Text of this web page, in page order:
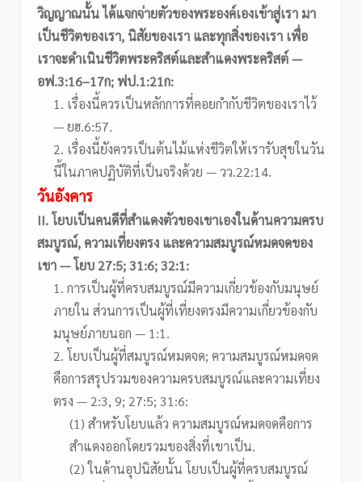
วิญญาณนั้น ได้แจกจ่ายตัวของพระองค์เองเข้าสู่เรา มา
เป็นชีวิตของเรา, นิสัยของเรา และทุกสิ่งของเรา เพื่อ
เราจะดำเนินชีวิตพระคริสต์และสำแดงพระคริสต์ —
อฟ.3:16–17ก; ฟป.1:21ก:
1. เรื่องนี้ควรเป็นหลักการที่คอยกำกับชีวิตของเราไว้
— ยฮ.6:57.
2. เรื่องนี้ยังควรเป็นต้นไม้แห่งชีวิตให้เรารับสุขในวัน
นี้ในภาคปฏิบัติที่เป็นจริงด้วย — วว.22:14.
วันอังคาร
II. โยบเป็นคนดีที่สำแดงตัวของเขาเองในด้านความครบ
สมบูรณ์, ความเที่ยงตรง และความสมบูรณ์หมดจดของ
เขา — โยบ 27:5; 31:6; 32:1:
1. การเป็นผู้ที่ครบสมบูรณ์มีความเกี่ยวข้องกับมนุษย์
ภายใน ส่วนการเป็นผู้ที่เที่ยงตรงมีความเกี่ยวข้องกับ
มนุษย์ภายนอก — 1:1.
2. โยบเป็นผู้ที่สมบูรณ์หมดจด; ความสมบูรณ์หมดจด
คือการสรุปรวมของความครบสมบูรณ์และความเที่ยง
ตรง — 2:3, 9; 27:5; 31:6:
(1) สำหรับโยบแล้ว ความสมบูรณ์หมดจดคือการ
สำแดงออกโดยรวมของสิ่งที่เขาเป็น.
(2) ในด้านอุปนิสัยนั้น โยบเป็นผู้ที่ครบสมบูรณ์